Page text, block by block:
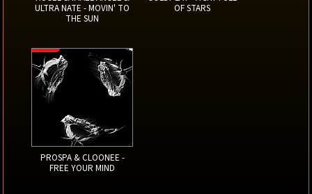
ULTRA NATE - MOVIN' TO
THE SUN
OF STARS
PROSPA & CLOONEE -
FREE YOUR MIND